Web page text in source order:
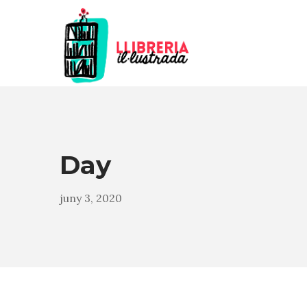
Day
juny 3, 2020